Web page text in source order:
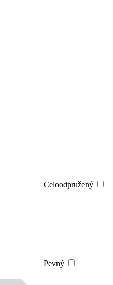
Celoodpružený
Pevný